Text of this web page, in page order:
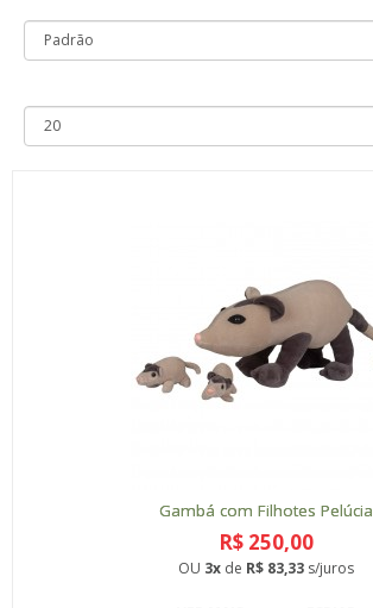
Gambá com Filhotes Pelúcia
R$ 250,00
OU 3x de R$ 83,33 s/juros